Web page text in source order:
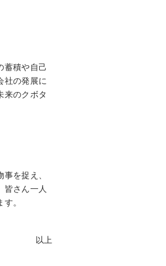
蓄積や自己
社の発展に
来のクボタ
を捉え、
皆さん一人
。
以上